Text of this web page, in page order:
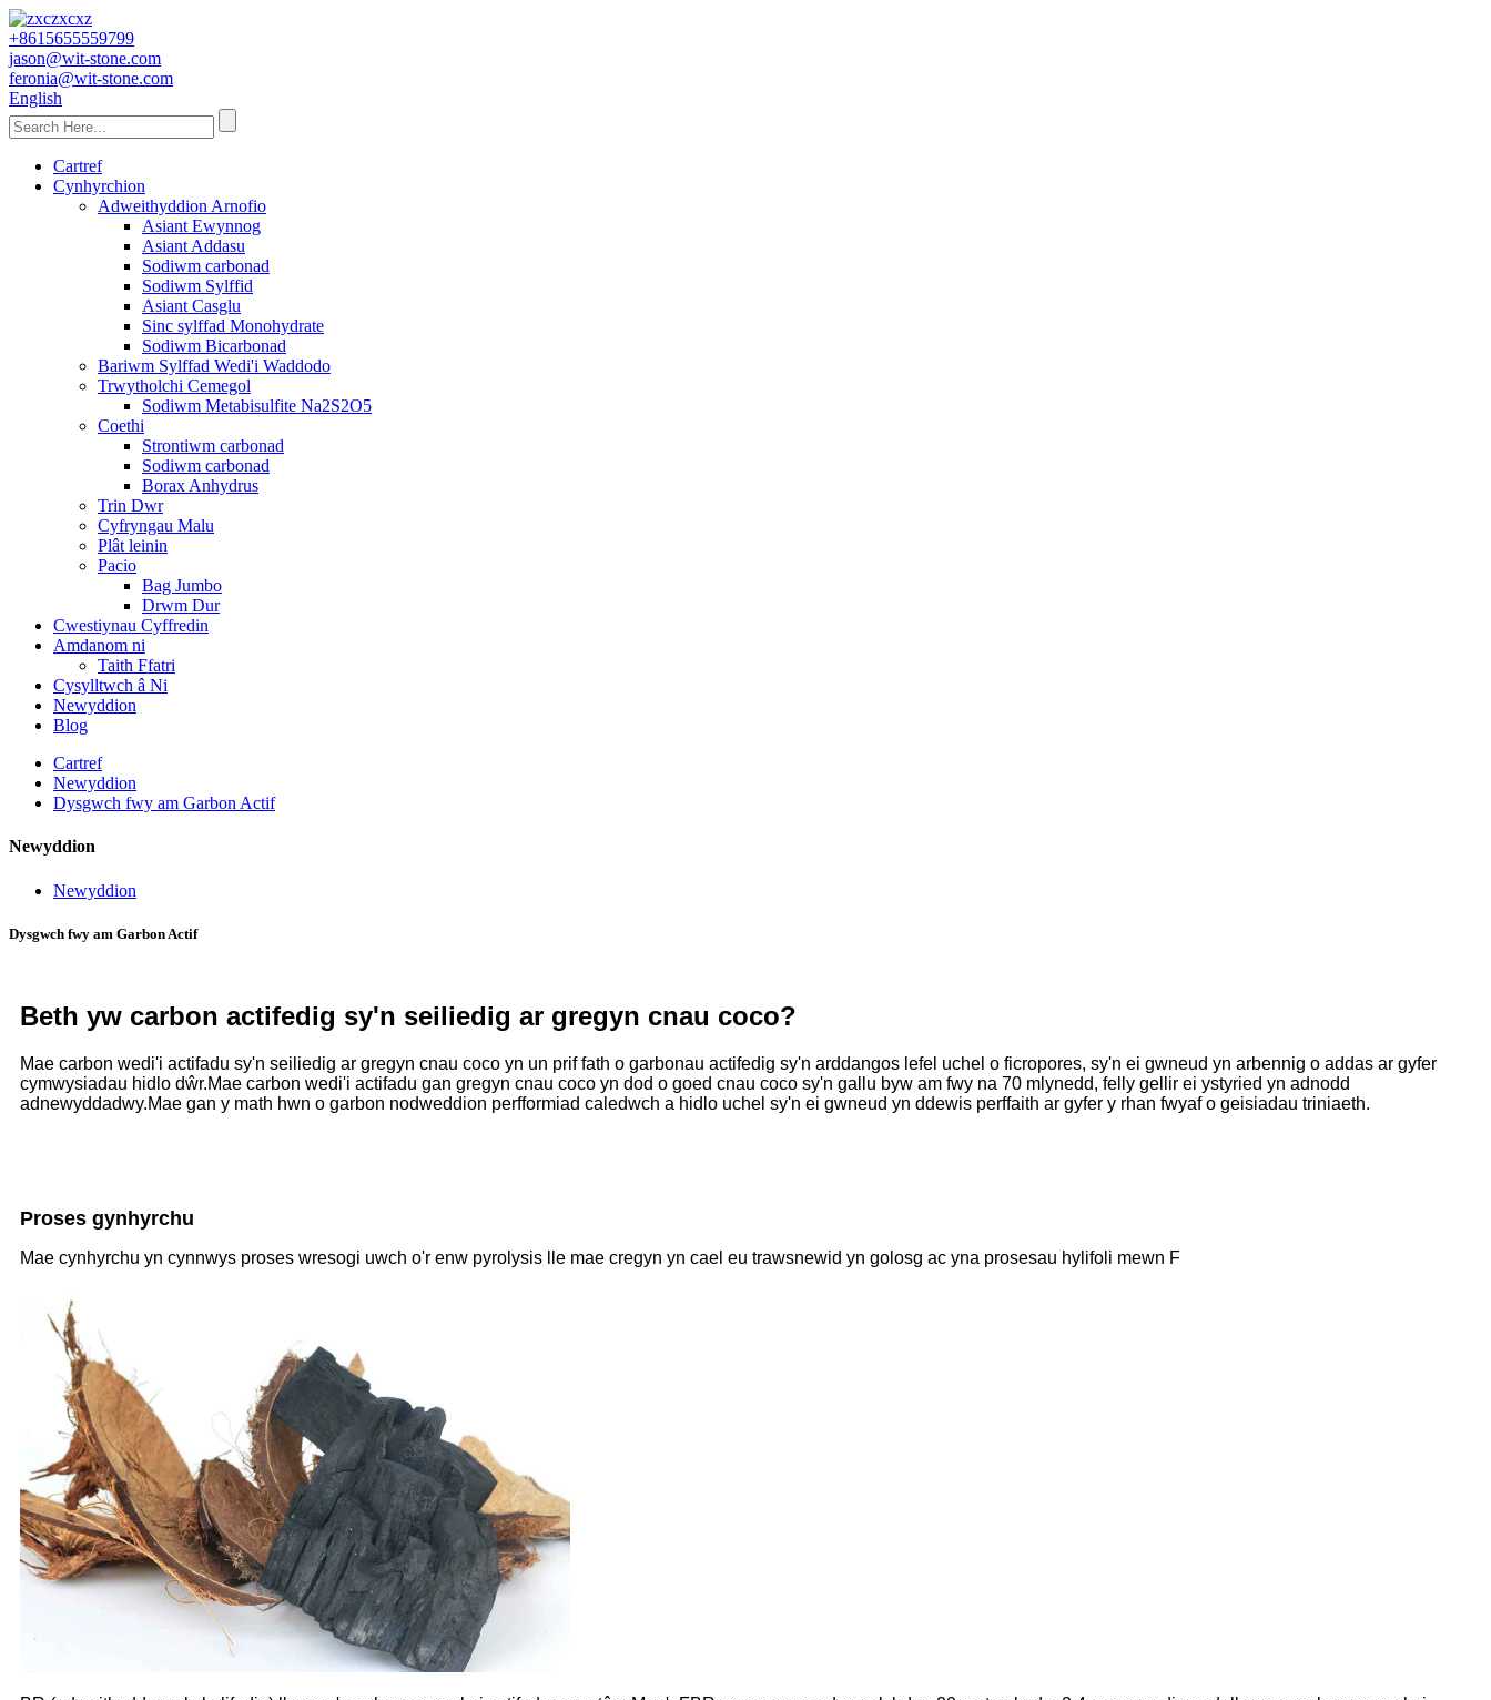
+8615655559799
jason@wit-stone.com
feronia@wit-stone.com
English
Cartref
Cynhyrchion
Adweithyddion Arnofio
Asiant Ewynnog
Asiant Addasu
Sodiwm carbonad
Sodiwm Sylffid
Asiant Casglu
Sinc sylffad Monohydrate
Sodiwm Bicarbonad
Bariwm Sylffad Wedi'i Waddodo
Trwytholchi Cemegol
Sodiwm Metabisulfite Na2S2O5
Coethi
Strontiwm carbonad
Sodiwm carbonad
Borax Anhydrus
Trin Dwr
Cyfryngau Malu
Plât leinin
Pacio
Bag Jumbo
Drwm Dur
Cwestiynau Cyffredin
Amdanom ni
Taith Ffatri
Cysylltwch â Ni
Newyddion
Blog
Cartref
Newyddion
Dysgwch fwy am Garbon Actif
Newyddion
Newyddion
Dysgwch fwy am Garbon Actif
Beth yw carbon actifedig sy'n seiliedig ar gregyn cnau coco?
Mae carbon wedi'i actifadu sy'n seiliedig ar gregyn cnau coco yn un prif fath o garbonau actifedig sy'n arddangos lefel uchel o ficropores, sy'n ei gwneud yn arbennig o addas ar gyfer
cymwysiadau hidlo dŵr.Mae carbon wedi'i actifadu gan gregyn cnau coco yn dod o goed cnau coco sy'n gallu byw am fwy na 70 mlynedd, felly gellir ei ystyried yn adnodd
adnewyddadwy.Mae gan y math hwn o garbon nodweddion perfformiad caledwch a hidlo uchel sy'n ei gwneud yn ddewis perffaith ar gyfer y rhan fwyaf o geisiadau triniaeth.
Proses gynhyrchu
Mae cynhyrchu yn cynnwys proses wresogi uwch o'r enw pyrolysis lle mae cregyn yn cael eu trawsnewid yn golosg ac yna prosesau hylifoli mewn F